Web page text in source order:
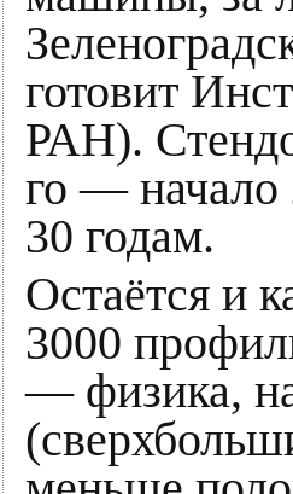
готовит
РАН).
го — начало
30 годам.
Остаётся и
3000
— физика,